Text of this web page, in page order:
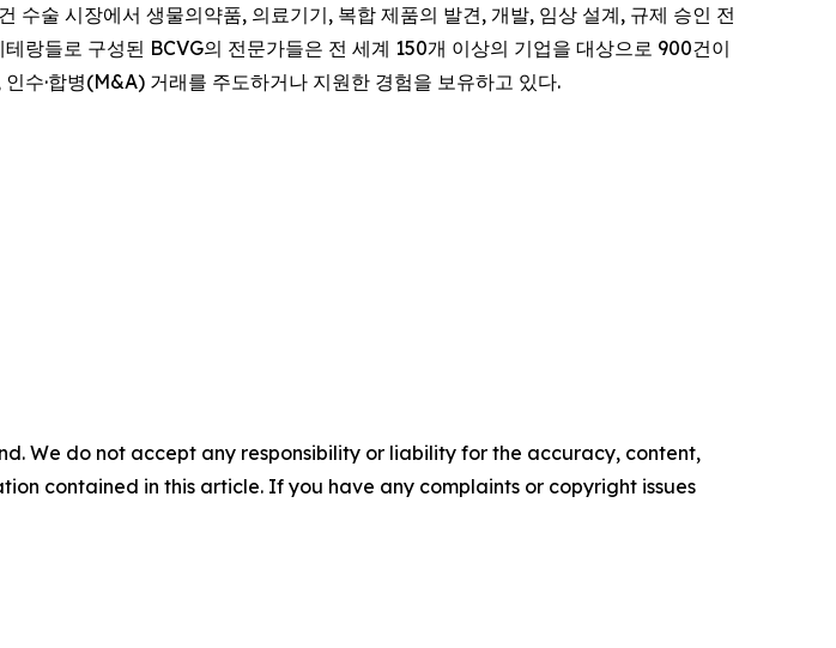
수술 시장에서 생물의약품, 의료기기, 복합 제품의 발견, 개발, 임상 설계, 규제 승인 전
랑들로 구성된 BCVG의 전문가들은 전 세계 150개 이상의 기업을 대상으로 900건이
수·합병(M&A) 거래를 주도하거나 지원한 경험을 보유하고 있다.
We do not accept any responsibility or liability for the accuracy, content,
contained in this article. If you have any complaints or copyright issues